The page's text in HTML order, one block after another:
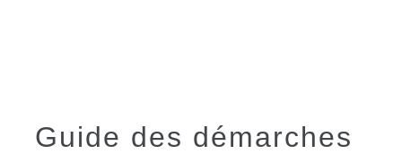
Guide des démarches